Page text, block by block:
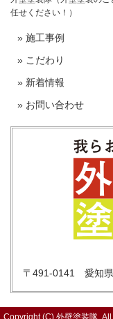
任せください！）
» 施工事例
» こだわり
» 新着情報
» お問い合わせ
〒491-0141 愛知
Copyright (C) 外壁塗装隊. All